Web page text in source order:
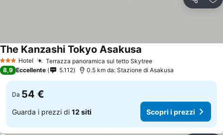
Condividi
3 StelleHotel Terrazza panoramica sul tetto Skytree
The Kanzashi Tokyo Asakusa
8,9 Eccellente 5.112 0.5 km da: Stazione di Asakusa
Da 54 €
Guarda i prezzi di 12 siti Scopri i prezzi